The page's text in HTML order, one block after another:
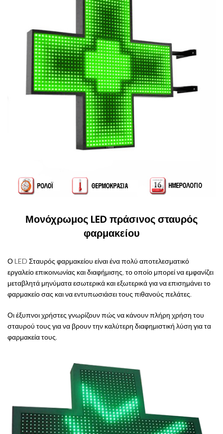
Μονόχρωμος LED πράσινος σταυρός
φαρμακείου
Ο LED Σταυρός φαρμακείου είναι ένα πολύ αποτελεσματικό
εργαλείο επικοινωνίας και διαφήμισης, το οποίο μπορεί να εμφανίζει
μεταβλητά μηνύματα εσωτερικά και εξωτερικά για να επισημάνει το
φαρμακείο σας και να εντυπωσιάσει τους πιθανούς πελάτες.
Οι έξυπνοι χρήστες γνωρίζουν πώς να κάνουν πλήρη χρήση του
σταυρού τους για να βρουν την καλύτερη διαφημιστική λύση για τα
φαρμακεία τους.